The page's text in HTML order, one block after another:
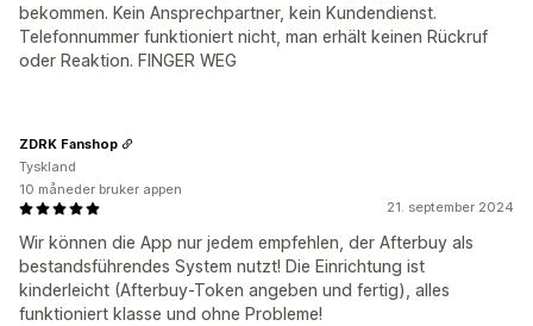
bekommen. Kein Ansprechpartner, kein Kundendienst.
Telefonnummer funktioniert nicht, man erhält keinen Rückruf
oder Reaktion. FINGER WEG
21. september 2024
Wir können die App nur jedem empfehlen, der Afterbuy als
bestandsführendes System nutzt! Die Einrichtung ist
kinderleicht (Afterbuy-Token angeben und fertig), alles
funktioniert klasse und ohne Probleme!
ZDRK Fanshop
Tyskland
10 måneder bruker appen